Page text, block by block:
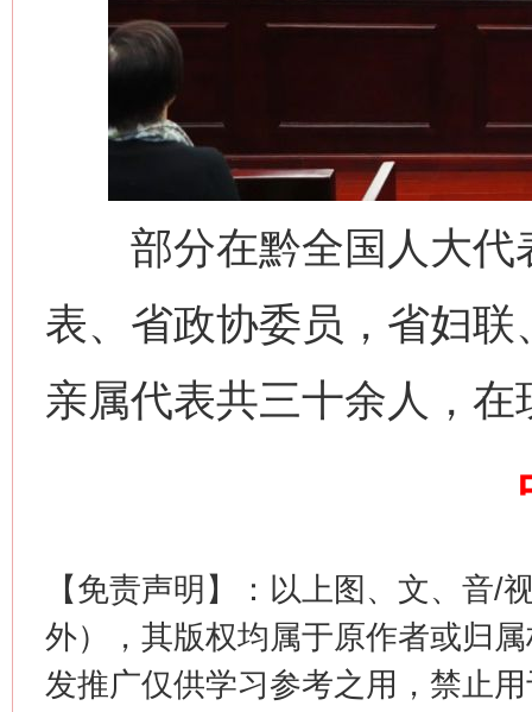
部分在黔全国人大代
表、省政协委员，省妇
亲属代表共三十余人，
【免责声明】：以上图、文、音/
外），其版权均属于原作者或归
发推广仅供学习参考之用，禁止
网上购药对药下症？